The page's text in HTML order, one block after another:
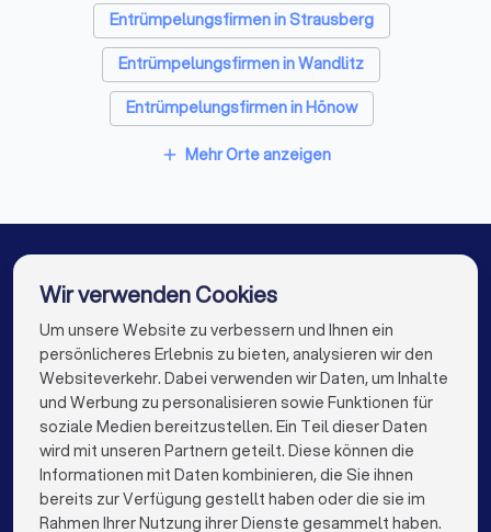
Trockenbauer in Hohenwutzen
Sanitärinstallateure in Hohenwutzen
Fliesenleger in Hohenwutzen
Fensterbauer in Hohenwutzen
Entrümpelungsfirmen in Strausberg
Entrümpelungsfirmen in Wandlitz
Entrümpelungsfirmen in Hönow
Entrümpelungsfirmen in Zehlendorf
Entrümpelungsfirmen in München
Entrümpelungsfirmen in Köln
Entrümpelungsfirmen in Frankfurt am Main
Entrümpelungsfirmen in Stuttgart
Entrümpelungsfirmen in Düsseldorf
Entrümpelungsfirmen in Dortmund
add Mehr Orte anzeigen
Die besten Entrümpelungsfirmen für Sie
info@trustlocal.de
FÜR PRIVATPERSONEN
Wir verwenden Cookies
Um unsere Website zu verbessern und Ihnen ein
persönlicheres Erlebnis zu bieten, analysieren wir den
Websiteverkehr. Dabei verwenden wir Daten, um Inhalte
und Werbung zu personalisieren sowie Funktionen für
soziale Medien bereitzustellen. Ein Teil dieser Daten
wird mit unseren Partnern geteilt. Diese können die
Informationen mit Daten kombinieren, die Sie ihnen
bereits zur Verfügung gestellt haben oder die sie im
Rahmen Ihrer Nutzung ihrer Dienste gesammelt haben.